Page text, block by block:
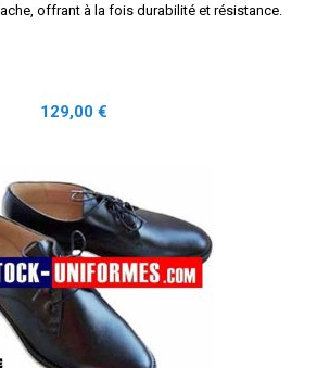
offrant à la fois durabilité et résistance.
Prix
129,00 €